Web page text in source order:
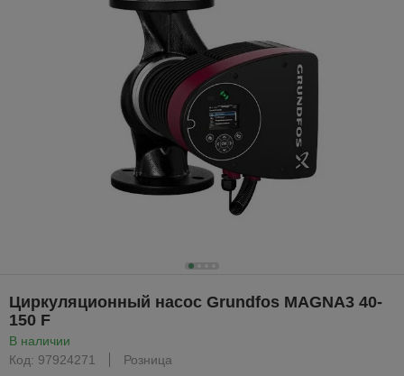
Циркуляционный насос Grundfos MAGNA3 40-
150 F
В наличии
Код: 97924271
Розница